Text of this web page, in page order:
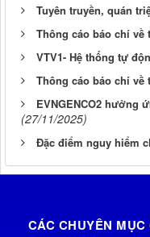
Tuyên truyền, quán
Thông cáo báo chí về
VTV1- Hệ thống tự
Thông cáo báo chí về
EVNGENCO2 hưởng
(27/11/2025)
Đặc điểm nguy hiểm
CÁC CHUYÊN MỤC